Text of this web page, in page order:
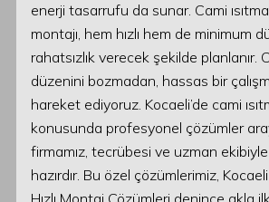
enerji tasarrufu da sunar. Cami
montajı, hem hızlı hem de minimum
rahatsızlık verecek şekilde planlanır.
düzenini bozmadan, hassas bir
hareket ediyoruz. Kocaeli’de cami
konusunda profesyonel çözümler
firmamız, tecrübesi ve uzman
hazırdır. Bu özel çözümlerimiz,
Hızlı Montaj Çözümleri denince akla